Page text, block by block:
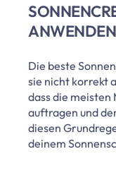
ANWENDEN
Die beste
sie nicht korrekt
dass die meisten
auftragen und
diesen
deinem